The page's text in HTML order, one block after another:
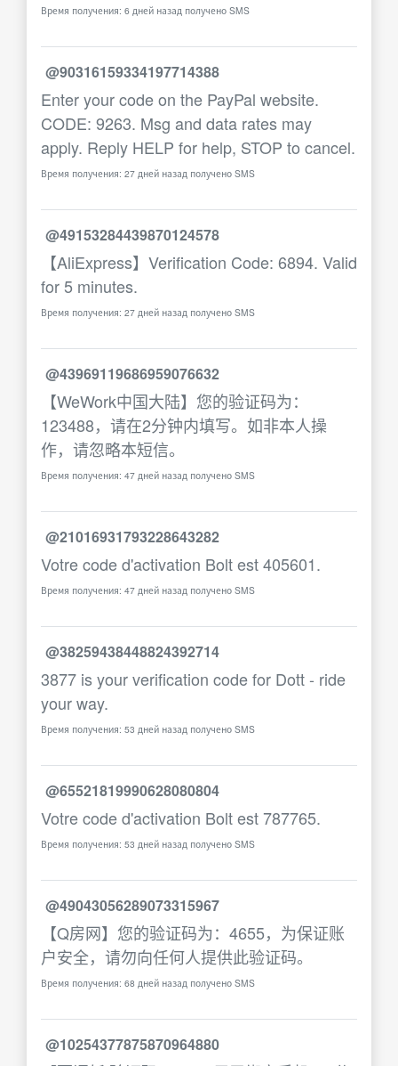
Время получения: 6 дней назад получено SMS
@90316159334197714388
Enter your code on the PayPal website.
CODE: 9263. Msg and data rates may
apply. Reply HELP for help, STOP to cancel.
Время получения: 27 дней назад получено SMS
@49153284439870124578
【AliExpress】Verification Code: 6894. Valid
for 5 minutes.
Время получения: 27 дней назад получено SMS
@43969119686959076632
【WeWork中国大陆】您的验证码为：
123488，请在2分钟内填写。如非本人操
作，请忽略本短信。
Время получения: 47 дней назад получено SMS
@21016931793228643282
Votre code d'activation Bolt est 405601.
Время получения: 47 дней назад получено SMS
@38259438448824392714
3877 is your verification code for Dott - ride
your way.
Время получения: 53 дней назад получено SMS
@65521819990628080804
Votre code d'activation Bolt est 787765.
Время получения: 53 дней назад получено SMS
@49043056289073315967
【Q房网】您的验证码为：4655，为保证账
户安全，请勿向任何人提供此验证码。
Время получения: 68 дней назад получено SMS
@10254377875870964880